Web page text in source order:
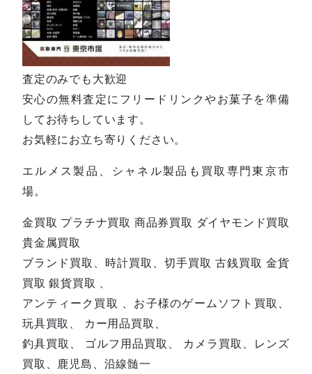
査定のみでも大歓迎
安心の無料査定にフリードリンクやお菓子を準備
してお待ちしています。
お気軽にお立ち寄りください。
エルメス製品、シャネル製品も買取専門東京市
場。
金買取 プラチナ買取 商品券買取 ダイヤモンド買取
貴金属買取
ブランド買取、時計買取、切手買取 古銭買取 金貨
買取 銀貨買取 、
アンティーク買取 、お子様のゲームソフト買取、
玩具買取、 カー用品買取、
釣具買取、 ゴルフ用品買取、 カメラ買取、レンズ
買取、鹿児島、沿線髄一